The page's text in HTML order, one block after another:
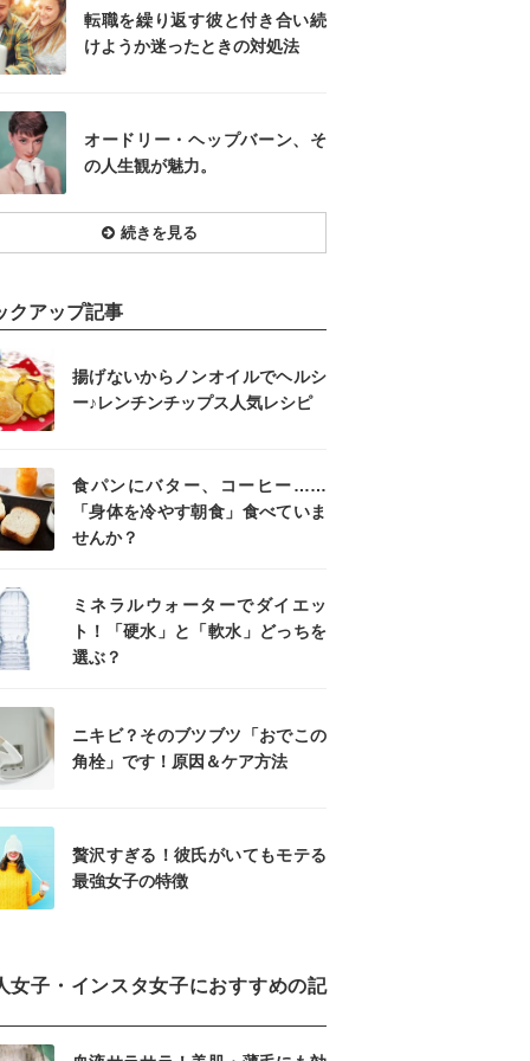
転職を繰り返す彼と付き合い続
けようか迷ったときの対処法
オードリー・ヘップバーン、そ
の人生観が魅力。
続きを見る
クアップ記事
揚げないからノンオイルでヘルシ
ー♪レンチンチップス人気レシピ
食パンにバター、コーヒー……
「身体を冷やす朝食」食べていま
せんか？
ミネラルウォーターでダイエッ
ト！「硬水」と「軟水」どっちを
選ぶ？
ニキビ？そのブツブツ「おでこの
角栓」です！原因＆ケア方法
贅沢すぎる！彼氏がいてもモテる
最強女子の特徴
女子・インスタ女子におすすめの記